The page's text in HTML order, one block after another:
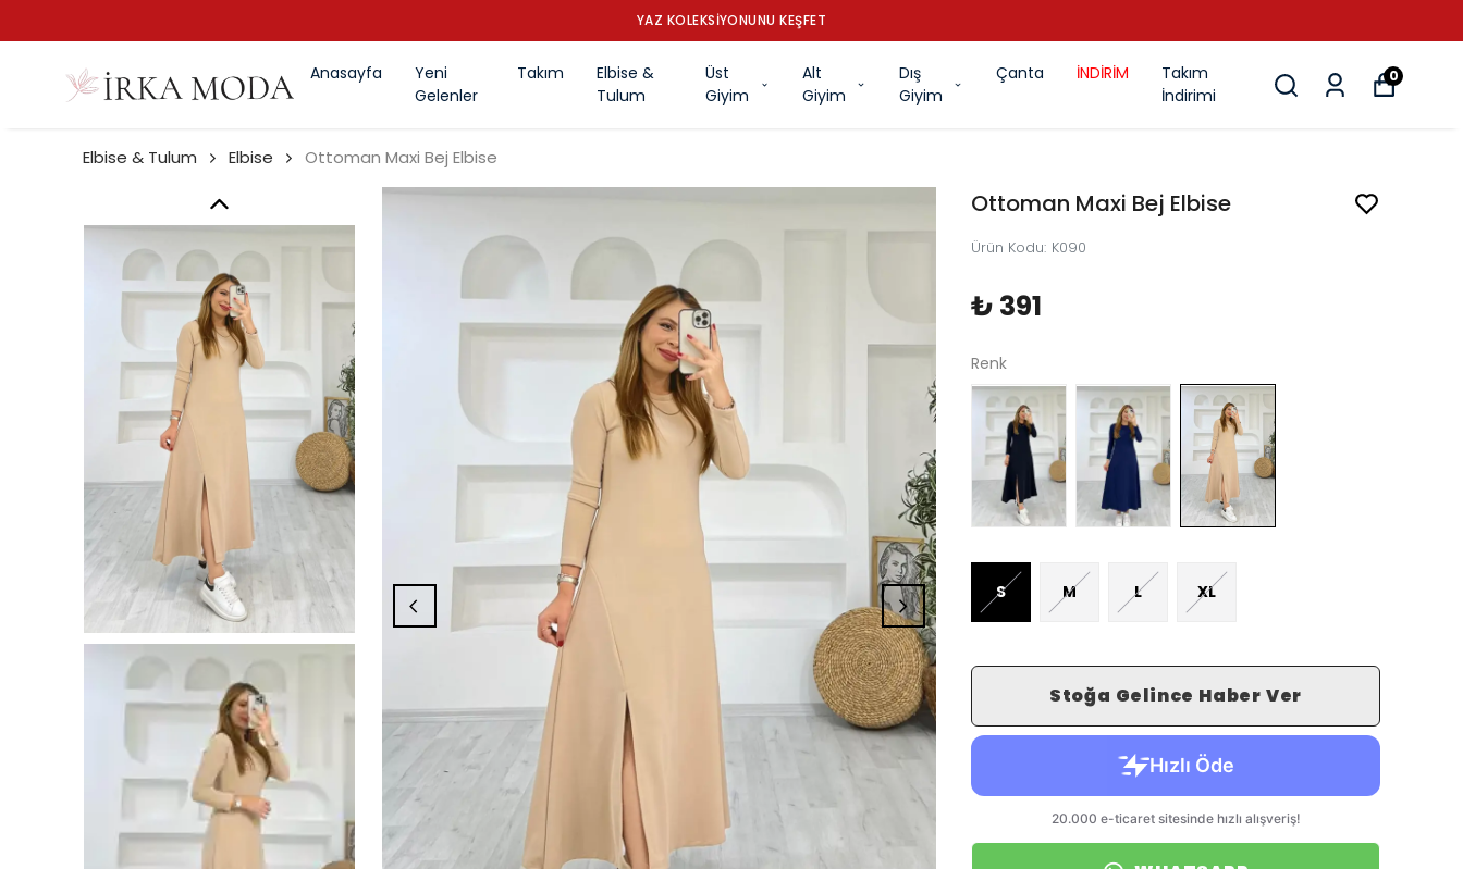
YAZ KOLEKSİYONUNU KEŞFET
Anasayfa
Yeni
Gelenler
Takım
Elbise &
Tulum
Üst
Giyim
Alt
Giyim
Dış
Giyim
Çanta İNDİRİM
Takım
İndirimi
0
Elbise & Tulum Elbise Ottoman Maxi Bej Elbise
Ottoman Maxi Bej Elbise
Ürün Kodu: K090
₺ 391
Renk
S M L XL
Stoğa Gelince Haber Ver